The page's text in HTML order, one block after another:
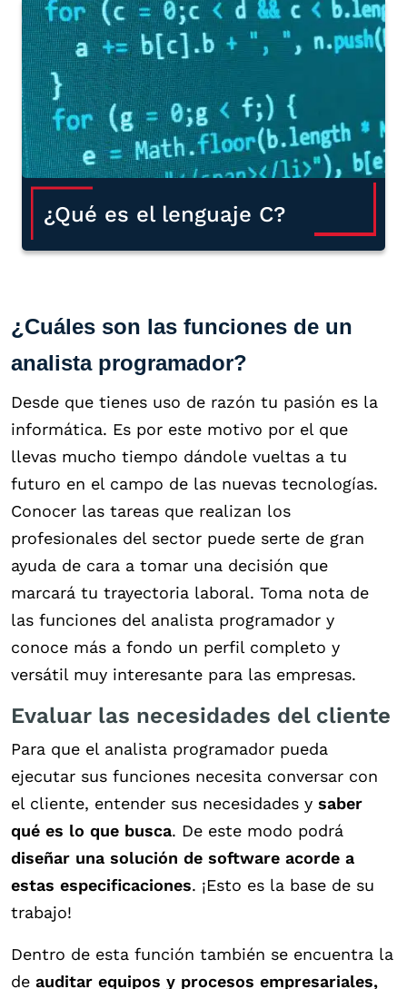
¿Qué es el lenguaje C?
¿Cuáles son las funciones de un
analista programador?
Desde que tienes uso de razón tu pasión es la
informática. Es por este motivo por el que
llevas mucho tiempo dándole vueltas a tu
futuro en el campo de las nuevas tecnologías.
Conocer las tareas que realizan los
profesionales del sector puede serte de gran
ayuda de cara a tomar una decisión que
marcará tu trayectoria laboral. Toma nota de
las funciones del analista programador y
conoce más a fondo un perfil completo y
versátil muy interesante para las empresas.
Evaluar las necesidades del cliente
Para que el analista programador pueda
ejecutar sus funciones necesita conversar con
el cliente, entender sus necesidades y saber
qué es lo que busca. De este modo podrá
diseñar una solución de software acorde a
estas especificaciones. ¡Esto es la base de su
trabajo!
Dentro de esta función también se encuentra la
de auditar equipos y procesos empresariales,